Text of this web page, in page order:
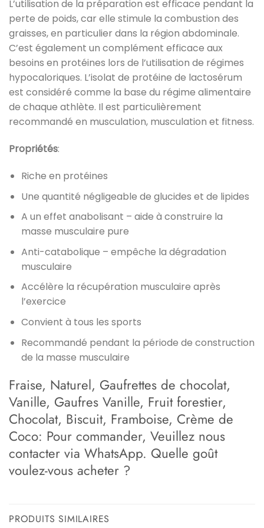
L’utilisation de la préparation est efficace pendant la
perte de poids, car elle stimule la combustion des
graisses, en particulier dans la région abdominale.
C’est également un complément efficace aux
besoins en protéines lors de l’utilisation de régimes
hypocaloriques. L’isolat de protéine de lactosérum
est considéré comme la base du régime alimentaire
de chaque athlète. Il est particulièrement
recommandé en musculation, musculation et fitness.
Propriétés:
Riche en protéines
Une quantité négligeable de glucides et de lipides
A un effet anabolisant – aide à construire la
masse musculaire pure
Anti-catabolique – empêche la dégradation
musculaire
Accélère la récupération musculaire après
l’exercice
Convient à tous les sports
Recommandé pendant la période de construction
de la masse musculaire
Fraise, Naturel, Gaufrettes de chocolat,
Vanille, Gaufres Vanille, Fruit forestier,
Chocolat, Biscuit, Framboise, Crème de
Coco: Pour commander, Veuillez nous
contacter via WhatsApp. Quelle goût
voulez-vous acheter ?
PRODUITS SIMILAIRES